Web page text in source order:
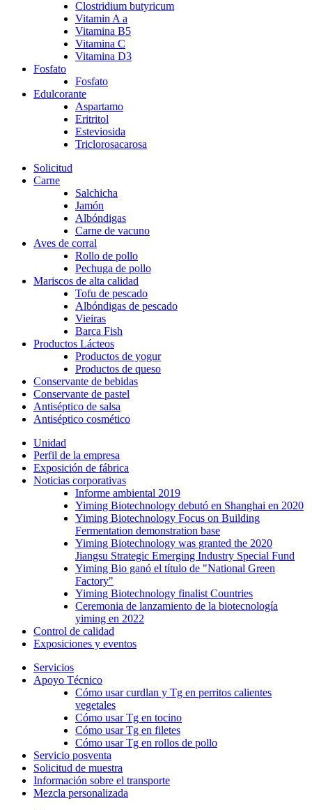
Clostridium butyricum
Vitamin A a
Vitamina B5
Vitamina C
Vitamina D3
Fosfato
Fosfato
Edulcorante
Aspartamo
Eritritol
Esteviosida
Triclorosacarosa
Solicitud
Carne
Salchicha
Jamón
Albóndigas
Carne de vacuno
Aves de corral
Rollo de pollo
Pechuga de pollo
Mariscos de alta calidad
Tofu de pescado
Albóndigas de pescado
Vieiras
Barca Fish
Productos Lácteos
Productos de yogur
Productos de queso
Conservante de bebidas
Conservante de pastel
Antiséptico de salsa
Antiséptico cosmético
Unidad
Perfil de la empresa
Exposición de fábrica
Noticias corporativas
Informe ambiental 2019
Yiming Biotechnology debutó en Shanghai en 2020
Yiming Biotechnology Focus on Building
Fermentation demonstration base
Yiming Biotechnology was granted the 2020
Jiangsu Strategic Emerging Industry Special Fund
Yiming Bio ganó el título de "National Green
Factory"
Yiming Biotechnology finalist Countries
Ceremonia de lanzamiento de la biotecnología
yiming en 2022
Control de calidad
Exposiciones y eventos
Servicios
Apoyo Técnico
Cómo usar curdlan y Tg en perritos calientes
vegetales
Cómo usar Tg en tocino
Cómo usar Tg en filetes
Cómo usar Tg en rollos de pollo
Servicio posventa
Solicitud de muestra
Información sobre el transporte
Mezcla personalizada